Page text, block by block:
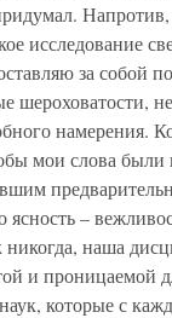
исследование
за собой
шероховатости,
намерения.
мои слова
ясность –
никогда, наша
и проницаемой
которые с